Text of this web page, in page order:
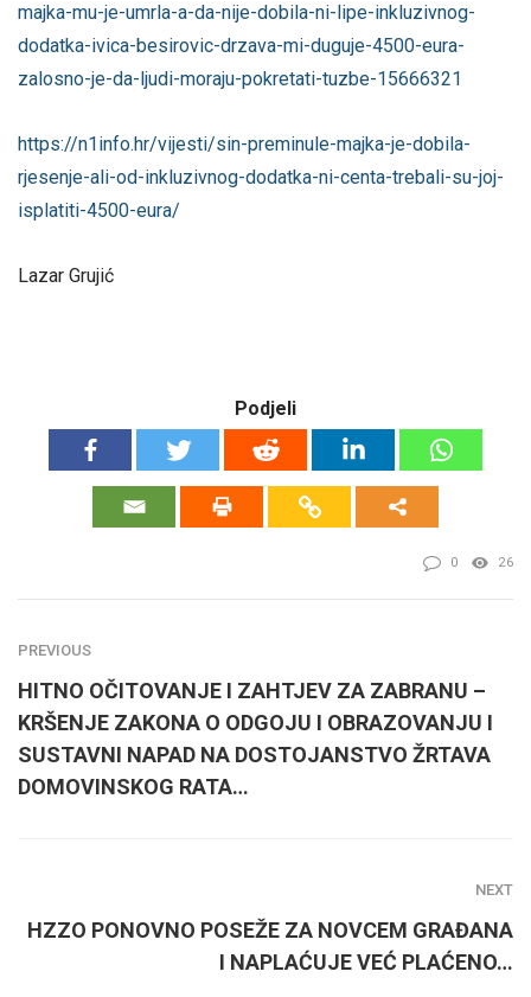
majka-mu-je-umrla-a-da-nije-dobila-ni-lipe-inkluzivnog-
dodatka-ivica-besirovic-drzava-mi-duguje-4500-eura-
zalosno-je-da-ljudi-moraju-pokretati-tuzbe-15666321
https://n1info.hr/vijesti/sin-preminule-majka-je-dobila-
rjesenje-ali-od-inkluzivnog-dodatka-ni-centa-trebali-su-joj-
isplatiti-4500-eura/
Lazar Grujić
Podjeli
0 26
PREVIOUS
HITNO OČITOVANJE I ZAHTJEV ZA ZABRANU –
KRŠENJE ZAKONA O ODGOJU I OBRAZOVANJU I
SUSTAVNI NAPAD NA DOSTOJANSTVO ŽRTAVA
DOMOVINSKOG RATA…
NEXT
HZZO PONOVNO POSEŽE ZA NOVCEM GRAĐANA
I NAPLAĆUJE VEĆ PLAĆENO…